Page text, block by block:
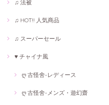
♫ 法被
♫ HOT!! 人気商品
♫ スーパーセール
♥ チャイナ風
ღ 古怪舍-レディース
ღ 古怪舍-メンズ・遊幻齋